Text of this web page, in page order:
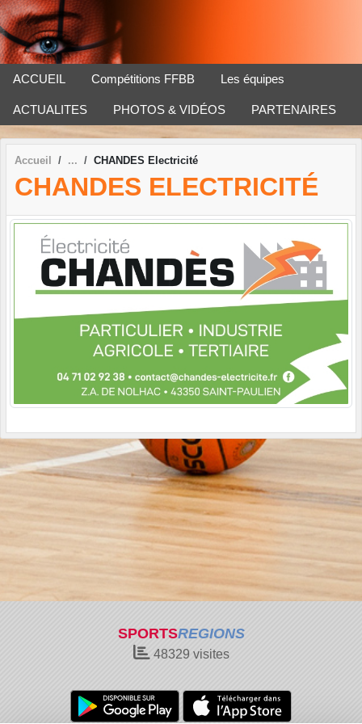
ACCUEIL Compétitions FFBB Les équipes
ACTUALITES PHOTOS & VIDÉOS PARTENAIRES
Accueil CHANDES Electricité
CHANDES ELECTRICITÉ
SPORTSREGIONS
48329 visites
Panneau de gestion des cookies